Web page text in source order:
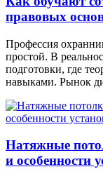
правовых
Профессия
простой. В
подготовки, где
навыками. Рынок
Натяжные
и особенности